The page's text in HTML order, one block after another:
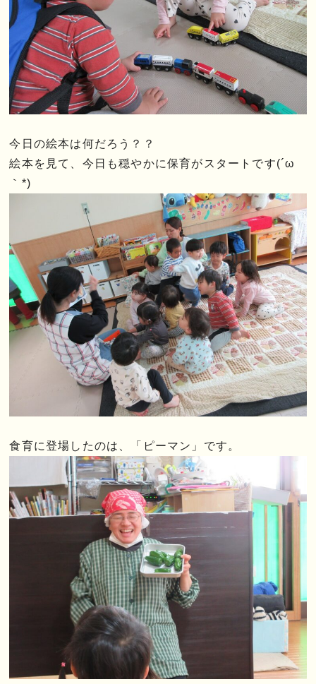
今日の絵本は何だろう？？
絵本を見て、今日も穏やかに保育がスタートです(´ω
｀*)
食育に登場したのは、「ピーマン」です。